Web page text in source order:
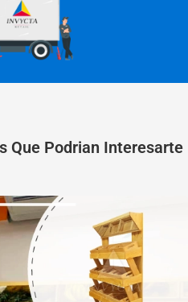
Que Podrian Interesarte